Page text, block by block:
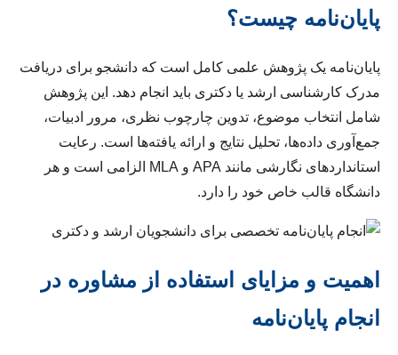
پایان‌نامه چیست؟
پایان‌نامه یک پژوهش علمی کامل است که دانشجو برای دریافت
مدرک کارشناسی ارشد یا دکتری باید انجام دهد. این پژوهش
شامل انتخاب موضوع، تدوین چارچوب نظری، مرور ادبیات،
جمع‌آوری داده‌ها، تحلیل نتایج و ارائه یافته‌ها است. رعایت
استانداردهای نگارشی مانند APA و MLA الزامی است و هر
دانشگاه قالب خاص خود را دارد.
اهمیت و مزایای استفاده از مشاوره در
انجام پایان‌نامه